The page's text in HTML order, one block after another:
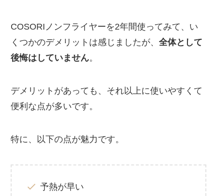
COSORIノンフライヤーを2年間使ってみて、い
くつかのデメリットは感じましたが、全体として
後悔はしていません。
デメリットがあっても、それ以上に使いやすくて
便利な点が多いです。
特に、以下の点が魅力です。
予熱が早い